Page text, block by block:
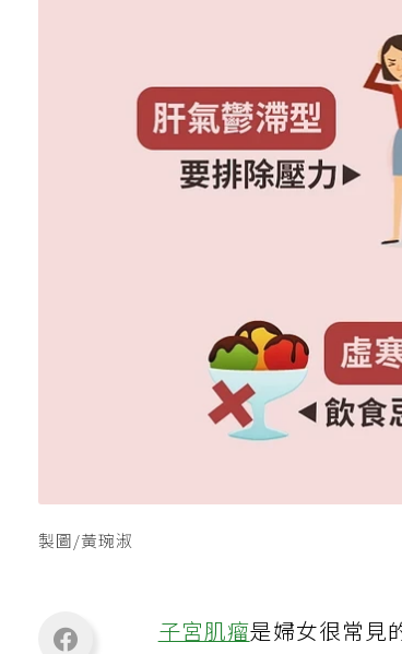
製圖/黃琬淑
子宮肌瘤是婦女很常見